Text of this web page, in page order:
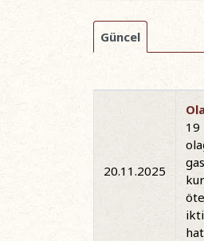
Güncel
20.11.2025
19